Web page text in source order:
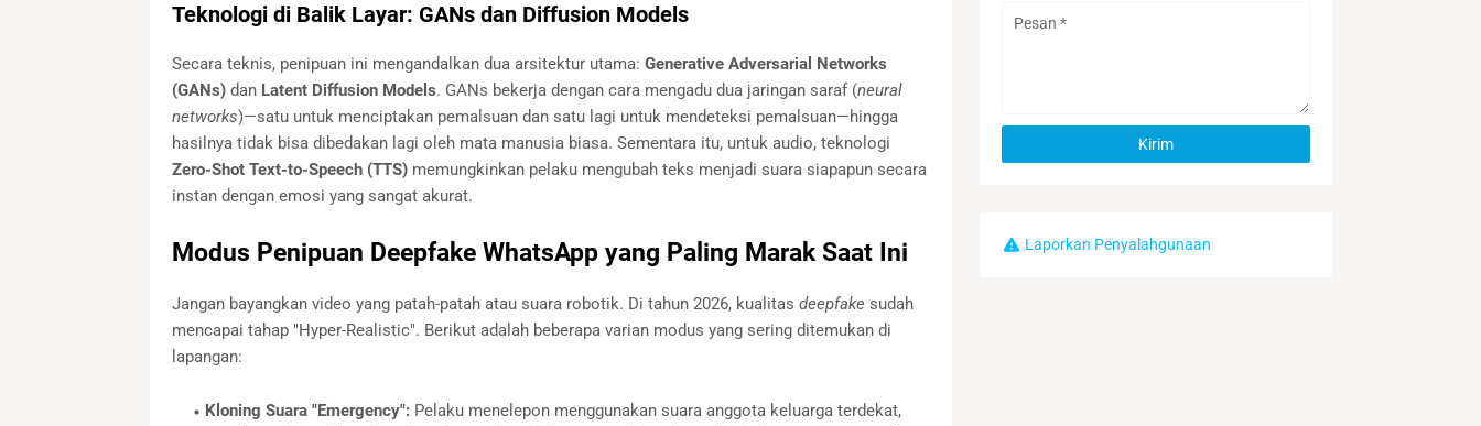
Teknologi di Balik Layar: GANs dan Diffusion Models
Secara teknis, penipuan ini mengandalkan dua arsitektur utama: Generative Adversarial Networks
(GANs)dan Latent Diffusion Models. GANs bekerja dengan cara mengadu dua jaringan saraf (neural
networks)—satu untuk menciptakan pemalsuan dan satu lagi untuk mendeteksi pemalsuan—hingga
hasilnya tidak bisa dibedakan lagi oleh mata manusia biasa. Sementara itu, untuk audio, teknologi
Zero-Shot Text-to-Speech (TTS)memungkinkan pelaku mengubah teks menjadi suara siapapun secara
instan dengan emosi yang sangat akurat.
Modus Penipuan Deepfake WhatsApp yang Paling Marak Saat Ini
Jangan bayangkan video yang patah-patah atau suara robotik. Di tahun 2026, kualitas deepfake sudah
mencapai tahap "Hyper-Realistic". Berikut adalah beberapa varian modus yang sering ditemukan di
lapangan:
Kloning Suara "Emergency":Pelaku menelepon menggunakan suara anggota keluarga terdekat,
Laporkan Penyalahgunaan